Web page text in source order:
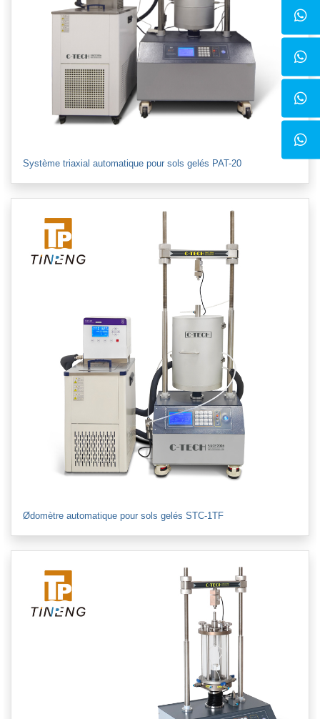
Système triaxial automatique pour sols gelés PAT-20
Ødomètre automatique pour sols gelés STC-1TF